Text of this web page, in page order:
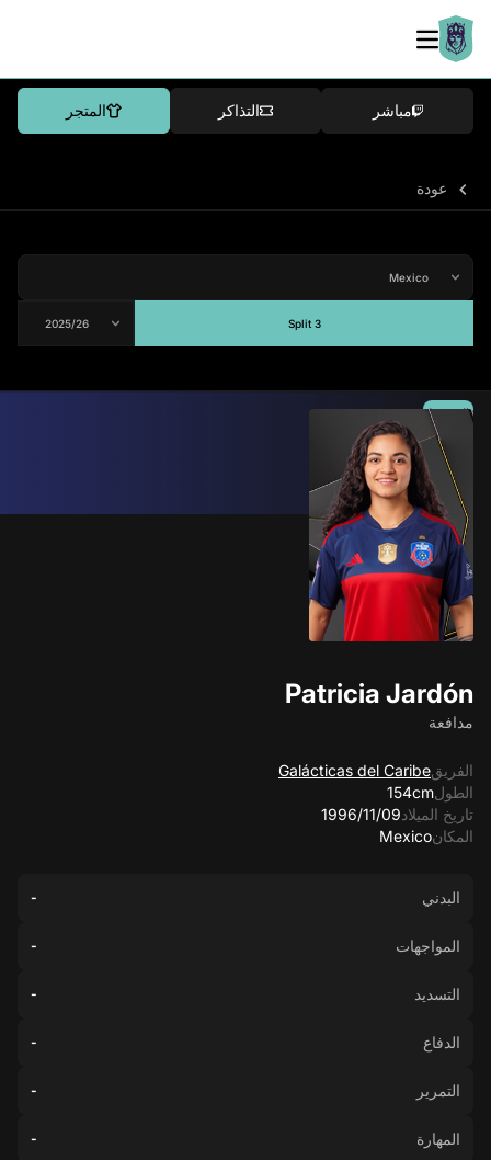
مباشر التذاكر المتجر
عودة
Split 3
Patricia Jardón
مدافعة
الفريقGalácticas del Caribe
الطول154cm
تاريخ الميلاد09‏/11‏/1996
المكانMexico
المتوسط
البدني -
المواجهات -
التسديد -
الدفاع -
التمرير -
المهارة -